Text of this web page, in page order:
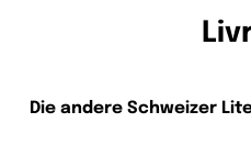
Die andere Schweizer